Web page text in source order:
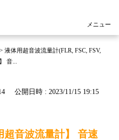
メニュー
> 液体用超音波流量計(FLR, FSC, FSV,
音...
公開日時 : 2023/11/15 19:15
超音波流量計】 音速